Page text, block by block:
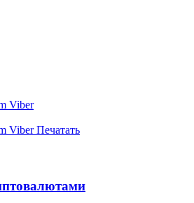
Viber
Viber Печатать